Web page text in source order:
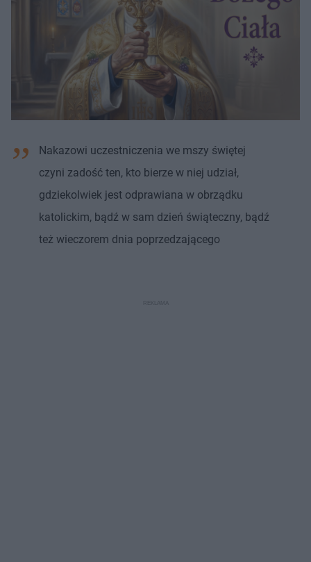
Nakazowi uczestniczenia we mszy świętej
czyni zadość ten, kto bierze w niej udział,
gdziekolwiek jest odprawiana w obrządku
katolickim, bądź w sam dzień świąteczny, bądź
też wieczorem dnia poprzedzającego